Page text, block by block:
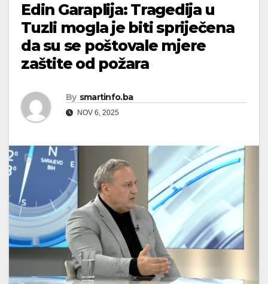
Edin Garaplija: Tragedija u
Tuzli mogla je biti spriječena
da su se poštovale mjere
zaštite od požara
By smartinfo.ba
NOV 6, 2025